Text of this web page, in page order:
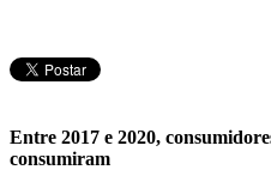
Entre 2017 e 2020,
consumiram